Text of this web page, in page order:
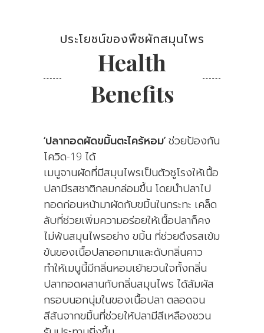
ประโยชน์ของพืชผักสมุนไพร
Health
Benefits
‘ปลาทอดผัดขมิ้นตะไคร้หอม’ ช่วยป้องกัน
โควิด-19 ได้
เมนูจานผัดที่มีสมุนไพรเป็นตัวชูโรงให้เนื้อ
ปลามีรสชาติกลมกล่อมขึ้น โดยนำปลาไป
ทอดก่อนหน้ามาผัดกับขมิ้นในกระทะ เคล็ด
ลับที่ช่วยเพิ่มความอร่อยให้เนื้อปลาก็คง
ไม่พ้นสมุนไพรอย่าง ขมิ้น ที่ช่วยดึงรสเข้ม
ข้นของเนื้อปลาออกมาและดับกลิ่นคาว
ทำให้เมนูนี้มีกลิ่นหอมเย้ายวนใจทั้งกลิ่น
ปลาทอดผสานกับกลิ่นสมุนไพร ได้สัมผัส
กรอบนอกนุ่มในของเนื้อปลา ตลอดจน
สีสันจากขมิ้นที่ช่วยให้ปลามีสีเหลืองชวน